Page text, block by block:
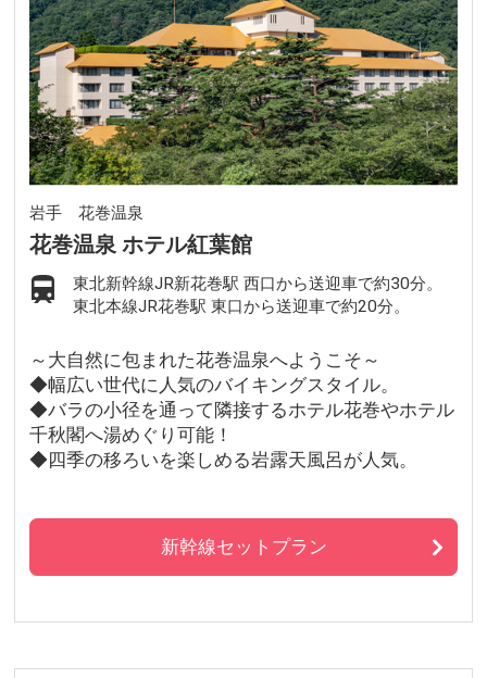
岩手 花巻温泉
花巻温泉 ホテル紅葉館
東北新幹線JR新花巻駅 西口から送迎車で約30分。
東北本線JR花巻駅 東口から送迎車で約20分。
～大自然に包まれた花巻温泉へようこそ～
◆幅広い世代に人気のバイキングスタイル。
◆バラの小径を通って隣接するホテル花巻やホテル
千秋閣へ湯めぐり可能！
◆四季の移ろいを楽しめる岩露天風呂が人気。
新幹線セットプラン